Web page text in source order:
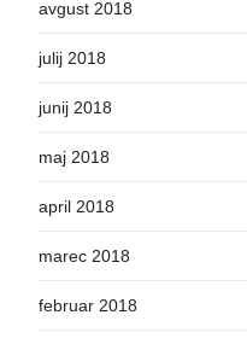
avgust 2018
julij 2018
junij 2018
maj 2018
april 2018
marec 2018
februar 2018